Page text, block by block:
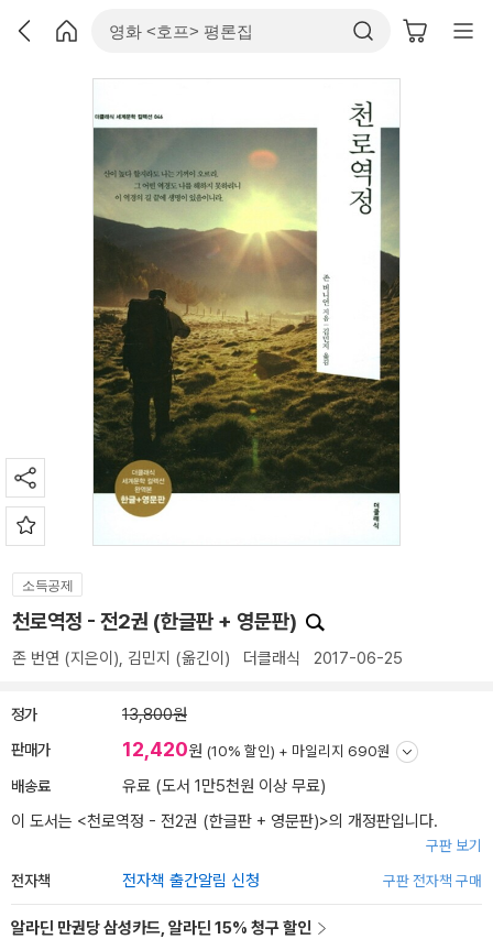
소득공제
천로역정 - 전2권 (한글판 + 영문판)
존 번연 (지은이), 김민지 (옮긴이) 더클래식 2017-06-25
정가 13,800원
판매가 12,420원 (10% 할인) + 마일리지 690원
배송료
유료 (도서 1만5천원 이상 무료)
이 도서는 <천로역정 - 전2권 (한글판 + 영문판)>의 개정판입니다.
구판 보기
전자책 전자책 출간알림 신청 구판 전자책 구매
알라딘 만권당 삼성카드, 알라딘 15% 청구 할인